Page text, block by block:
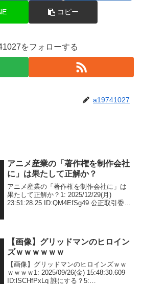
コピー
をフォローする
a19741027
アニメ産業の「著作権を制作会社
に」は果たして正解か？
アニメ産業の「著作権を制作会社に」は
果たして正解か？1: 2025/12/29(月)
23:51:28.25 ID:QM4EfSg49 公正取引委員
【画像】グリッドマンのヒロイン
ズｗｗｗｗｗｗ
【画像】グリッドマンのヒロインズｗｗ
ｗｗｗｗ1: 2025/09/26(金) 15:48:30.609
ID:lSCHfPxLq 誰にする？5: